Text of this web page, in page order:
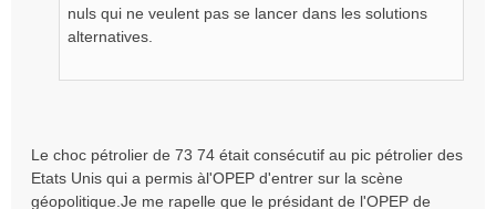
nuls qui ne veulent pas se lancer dans les solutions
alternatives.
Le choc pétrolier de 73 74 était consécutif au pic pétrolier des
Etats Unis qui a permis àl'OPEP d'entrer sur la scène
géopolitique.Je me rapelle que le présidant de l'OPEP de